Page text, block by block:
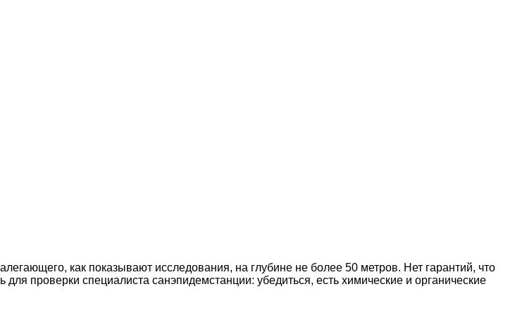
как показывают исследования, на глубине не более 50 метров. Нет гарантий, что
проверки специалиста санэпидемстанции: убедиться, есть химические и органические